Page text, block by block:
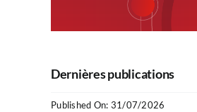
Dernières publications
Published On: 31/07/2026